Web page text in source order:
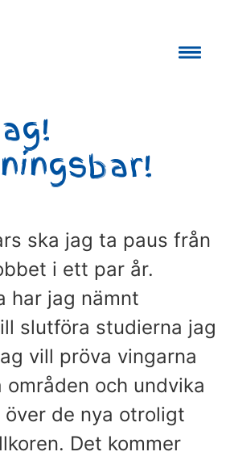
ska jag ta paus från
i ett par år.
har jag nämnt
slutföra studierna jag
vill pröva vingarna
områden och undvika
de nya otroligt
Det kommer